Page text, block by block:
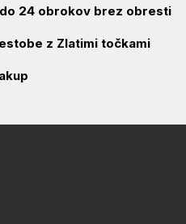
24 obrokov brez obresti
z Zlatimi točkami